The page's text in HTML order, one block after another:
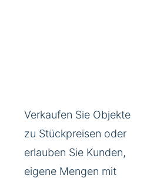
Verkaufen Sie Objekte
zu Stückpreisen oder
erlauben Sie Kunden,
eigene Mengen mit